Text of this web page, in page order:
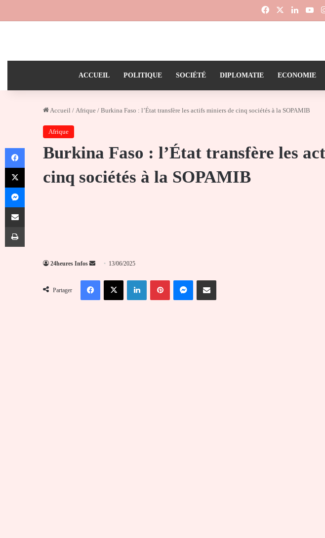
Facebook
ACCUEIL POLITIQUE SOCIÉTÉ DIPLOMATIE ECONOMIE
Accueil / Afrique / Burkina Faso : l’État transfère les actifs miniers de cinq sociétés à la SOPAMIB
Afrique
Burkina Faso : l’État transfère les
cinq sociétés à la SOPAMIB
24heures Infos
Envoyer
courriel
13/06/2025
Partager
FacebookX LinkedinPinterestMessengerPartager par email
Facebook
X
Messenger
Partager par email